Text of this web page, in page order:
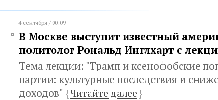
4 сентября / 00:09
В Москве выступит известный
политолог Рональд Инглхарт с
Тема лекции: "Трамп и ксенофобские
партии: культурные последствия и
доходов" {Читайте далее}